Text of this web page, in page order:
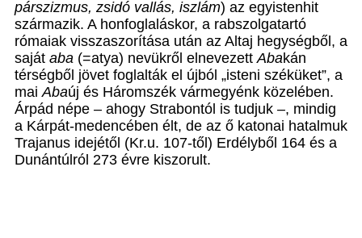
párszizmus, zsidó vallás, iszlám) az egyistenhit
származik. A honfoglaláskor, a rabszolgatartó
rómaiak visszaszorítása után az Altaj hegységből, a
saját aba (=atya) nevükről elnevezett Abakán
térségből jövet foglalták el újból „isteni széküket”, a
mai Abaúj és Háromszék vármegyénk közelében.
Árpád népe – ahogy Strabontól is tudjuk –, mindig
a Kárpát-medencében élt, de az ő katonai hatalmuk
Trajanus idejétől (Kr.u. 107-től) Erdélyből 164 és a
Dunántúlról 273 évre kiszorult.